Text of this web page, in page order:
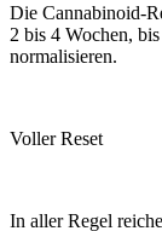
Die Cannabinoid-
2 bis 4 Wochen,
normalisieren.
Voller Reset
In aller Regel